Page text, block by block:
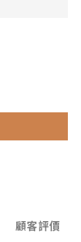
顧客評價